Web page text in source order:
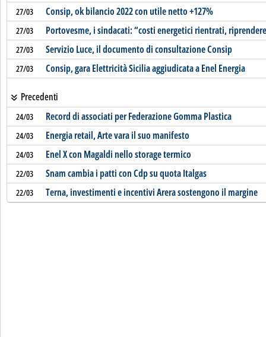
27/03 Consip, ok bilancio 2022 con utile netto +127%
27/03 Portovesme, i sindacati: “costi energetici rientrati,
27/03 Servizio Luce, il documento di consultazione Consip
27/03 Consip, gara Elettricità Sicilia aggiudicata a Enel Energia
Precedenti
24/03 Record di associati per Federazione Gomma Plastica
24/03 Energia retail, Arte vara il suo manifesto
24/03 Enel X con Magaldi nello storage termico
22/03 Snam cambia i patti con Cdp su quota Italgas
22/03 Terna, investimenti e incentivi Arera sostengono il margine